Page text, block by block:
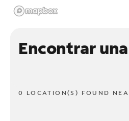
Encontrar
0 LOCATION(S) FOUND